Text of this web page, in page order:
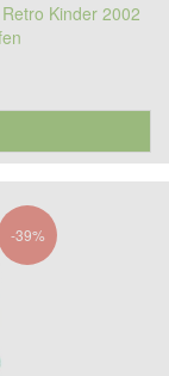
Kinder 2002
-39%